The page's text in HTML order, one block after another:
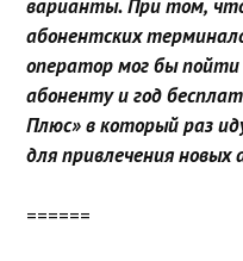
варианты. При том,
абонентских
оператор мог бы
абоненту и год
Плюс» в который раз
для привлечения новых
======